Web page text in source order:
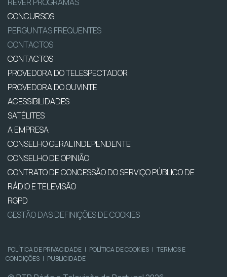
CONCURSOS
PERGUNTAS FREQUENTES
CONTACTOS
CONTACTOS
PROVEDORA DO TELESPECTADOR
PROVEDORA DO OUVINTE
ACESSIBILIDADES
SATÉLITES
A EMPRESA
CONSELHO GERAL INDEPENDENTE
CONSELHO DE OPINIÃO
CONTRATO DE CONCESSÃO DO SERVIÇO PÚBLICO DE
RÁDIO E TELEVISÃO
RGPD
GESTÃO DAS DEFINIÇÕES DE COOKIES
POLÍTICA DE PRIVACIDADE | POLÍTICA DE COOKIES | TERMOS E
CONDIÇÕES | PUBLICIDADE